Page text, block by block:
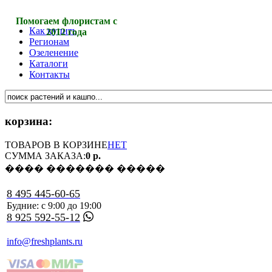
Помогаем флористам с
2012 года
Как купить
Регионам
Озеленение
Каталоги
Контакты
корзина:
ТОВАРОВ В КОРЗИНЕНЕТ
СУММА ЗАКАЗА:0 р.
���� ������� �����
8 495 445-60-65
Будние: с 9:00 до 19:00
8 925 592-55-12
info@freshplants.ru